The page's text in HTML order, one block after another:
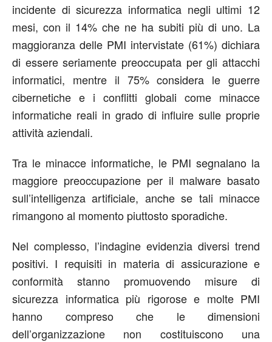
incidente di sicurezza informatica negli ultimi 12
mesi, con il 14% che ne ha subiti più di uno. La
maggioranza delle PMI intervistate (61%) dichiara
di essere seriamente preoccupata per gli attacchi
informatici, mentre il 75% considera le guerre
cibernetiche e i conflitti globali come minacce
informatiche reali in grado di influire sulle proprie
attività aziendali.
Tra le minacce informatiche, le PMI segnalano la
maggiore preoccupazione per il malware basato
sull’intelligenza artificiale, anche se tali minacce
rimangono al momento piuttosto sporadiche.
Nel complesso, l’indagine evidenzia diversi trend
positivi. I requisiti in materia di assicurazione e
conformità stanno promuovendo misure di
sicurezza informatica più rigorose e molte PMI
hanno compreso che le dimensioni
dell’organizzazione non costituiscono una